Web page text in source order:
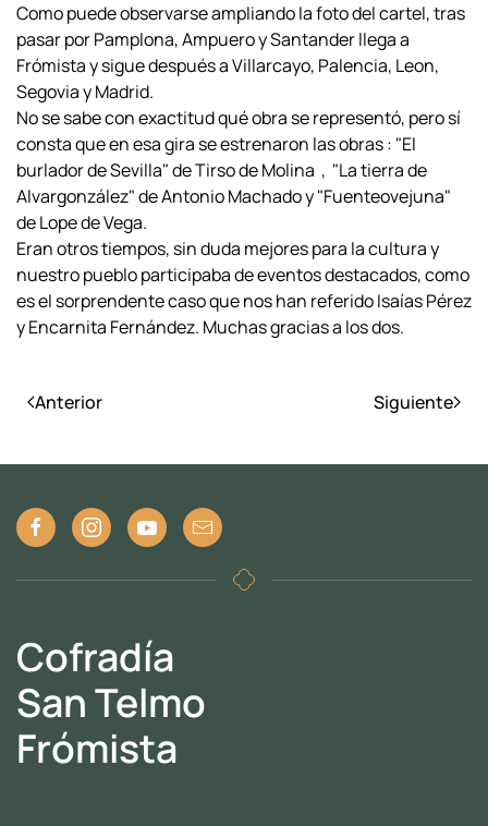
Como puede observarse ampliando la foto del cartel, tras
pasar por Pamplona, Ampuero y Santander llega a
Frómista y sigue después a Villarcayo, Palencia, Leon,
Segovia y Madrid.
No se sabe con exactitud qué obra se representó, pero sí
consta que en esa gira se estrenaron las obras : "El
burlador de Sevilla" de Tirso de Molina , "La tierra de
Alvargonzález" de Antonio Machado y "Fuenteovejuna"
de Lope de Vega.
Eran otros tiempos, sin duda mejores para la cultura y
nuestro pueblo participaba de eventos destacados, como
es el sorprendente caso que nos han referido Isaías Pérez
y Encarnita Fernández. Muchas gracias a los dos.
Anterior Siguiente
Cofradía
San Telmo
Frómista